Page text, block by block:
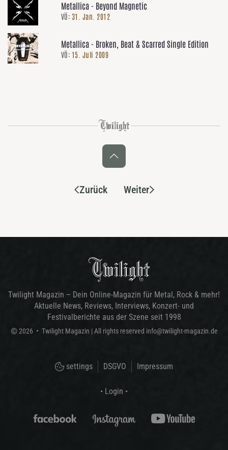
Metallica - Beyond Magnetic
VÖ: 31. Jan. 2012
Metallica - Broken, Beat & Scarred Single Edition
VÖ: 15. Juli 2009
Zurück Weiter
Twilight Magazin – Dein Online-Magazin für Metal, Rock & mehr!
Aktuelle News, Reviews, Interviews, Konzert- und
Festivalberichte aus der Szene seit 1998
© 2026 • Twilight Magazin | All rights reserved info@twilight-magazin.de
settings DSGVO Impressum
• Login •